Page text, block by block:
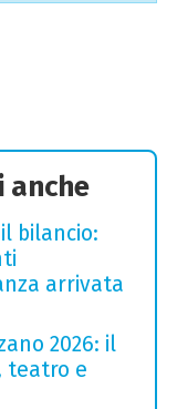
anche
bilancio:
arrivata
2026: il
teatro e